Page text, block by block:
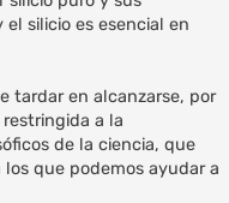
silicio es esencial en
tardar en alcanzarse, por
a la
de la ciencia, que
que podemos ayudar a